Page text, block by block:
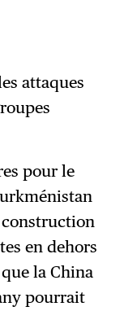
attaques
pour le
construction
en dehors
la China
pourrait